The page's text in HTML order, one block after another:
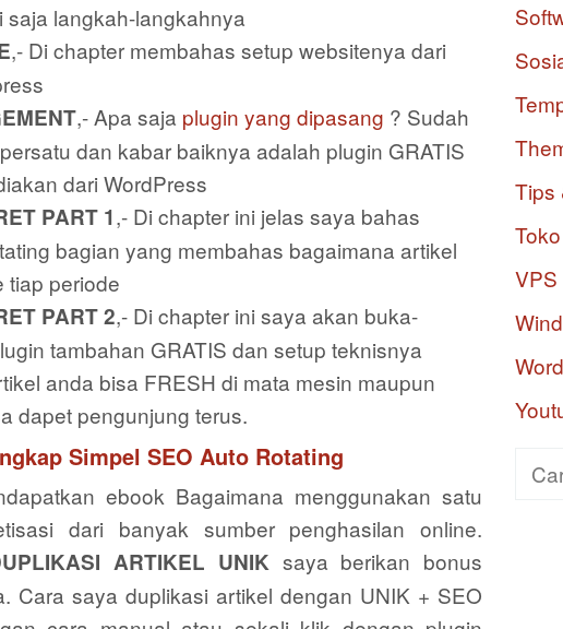
saja langkah-langkahnya
,- Di chapter membahas setup websitenya dari
,- Apa saja plugin yang dipasang ? Sudah
dan kabar baiknya adalah plugin GRATIS
dari WordPress
PART 1,- Di chapter ini jelas saya bahas
bagian yang membahas bagaimana artikel
tiap periode
PART 2,- Di chapter ini saya akan buka-
tambahan GRATIS dan setup teknisnya
anda bisa FRESH di mata mesin maupun
dapet pengunjung terus.
Simpel SEO Auto Rotating
ebook Bagaimana menggunakan satu
dari banyak sumber penghasilan online.
ARTIKEL UNIK saya berikan bonus
Cara saya duplikasi artikel dengan UNIK + SEO
Tips
VPS
Cari